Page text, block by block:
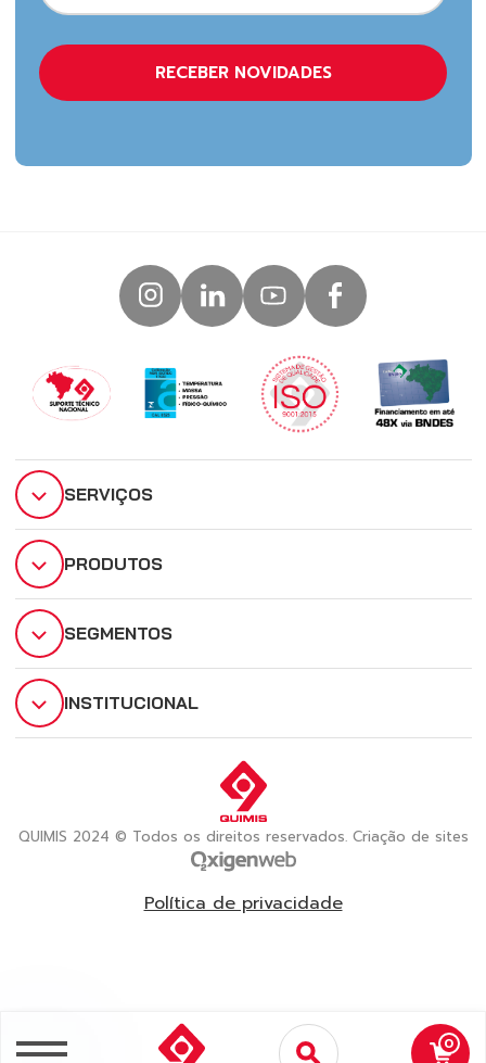
0
SERVIÇOS
PRODUTOS
SEGMENTOS
INSTITUCIONAL
QUIMIS 2024 © Todos os direitos reservados. Criação de sites
Política de privacidade